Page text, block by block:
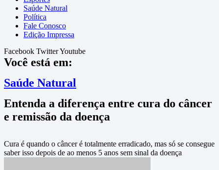
Saúde Natural
Política
Fale Conosco
Edição Impressa
Facebook TwitterYoutube
Você está em:
Saúde Natural
Entenda a diferença entre cura do câncer
e remissão da doença
Cura é quando o câncer é totalmente erradicado, mas só se consegue
saber isso depois de ao menos 5 anos sem sinal da doença